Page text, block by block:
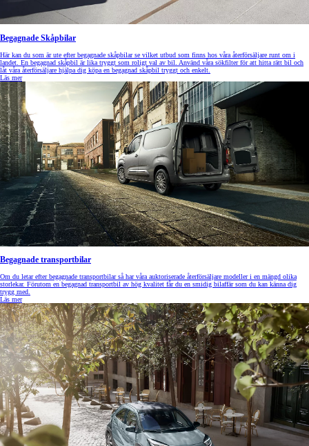
Begagnade Skåpbilar
Här kan du som är ute efter begagnade skåpbilar se vilket utbud som finns hos våra återförsäljare runt om i
landet. En begagnad skåpbil är lika tryggt som roligt val av bil. Använd våra sökfilter för att hitta rätt bil och
låt våra återförsäljare hjälpa dig köpa en begagnad skåpbil tryggt och enkelt.
Läs mer
Begagnade transportbilar
Om du letar efter begagnade transportbilar så har våra auktoriserade återförsäljare modeller i en mängd olika
storlekar. Förutom en begagnad transportbil av hög kvalitet får du en smidig bilaffär som du kan känna dig
trygg med.
Läs mer